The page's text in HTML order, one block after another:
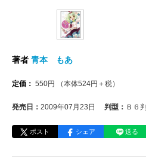
著者 青本 もあ
定価： 550円 （本体524円＋税）
発売日： 2009年07月23日 判型： Ｂ６判
ポスト シェア 送る